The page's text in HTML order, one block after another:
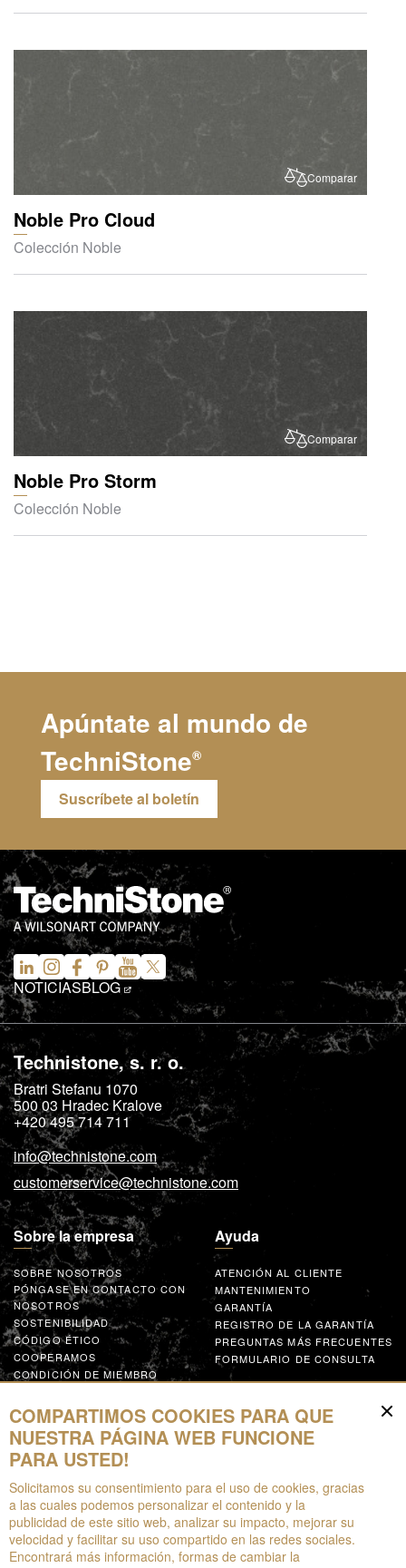
Comparar
Noble Pro Cloud
Colección Noble
Comparar
Noble Pro Storm
Colección Noble
Apúntate al mundo de
TechniStone®
Suscríbete al boletín
NOTICIASBLOG
Technistone, s. r. o.
Bratri Stefanu 1070
500 03 Hradec Kralove
+420 495 714 711
info@technistone.com
customerservice@technistone.com
Sobre la empresa
SOBRE NOSOTROS
PÓNGASE EN CONTACTO CON
NOSOTROS
SOSTENIBILIDAD
CÓDIGO ÉTICO
COOPERAMOS
CONDICIÓN DE MIEMBRO
CONDUCT
COLABORA
Ayuda
ATENCIÓN AL CLIENTE
MANTENIMIENTO
GARANTÍA
REGISTRO DE LA GARANTÍA
PREGUNTAS MÁS FRECUENTES
FORMULARIO DE CONSULTA
Recursos
PARA DESCARGAR
FOLLETOS
EPD
REALIDAD AUMENTADA
COMPARTIMOS COOKIES PARA QUE
NUESTRA PÁGINA WEB FUNCIONE
PARA USTED!
Solicitamos su consentimiento para el uso de cookies, gracias
a las cuales podemos personalizar el contenido y la
publicidad de este sitio web, analizar su impacto, mejorar su
velocidad y facilitar su uso compartido en las redes sociales.
Encontrará más información, formas de cambiar la